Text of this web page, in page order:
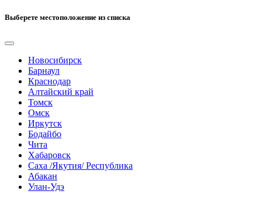
Выберете местоположение из списка
Новосибирск
Барнаул
Краснодар
Алтайский край
Томск
Омск
Иркутск
Бодайбо
Чита
Хабаровск
Саха /Якутия/ Республика
Абакан
Улан-Удэ